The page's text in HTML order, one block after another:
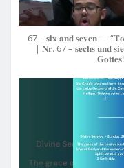
67 – 𝐬𝐢𝐱 𝐚𝐧𝐝 𝐬𝐞𝐯𝐞𝐧 —
| 𝐍𝐫. 67 – 𝐬𝐞𝐜𝐡𝐬 𝐮𝐧𝐝